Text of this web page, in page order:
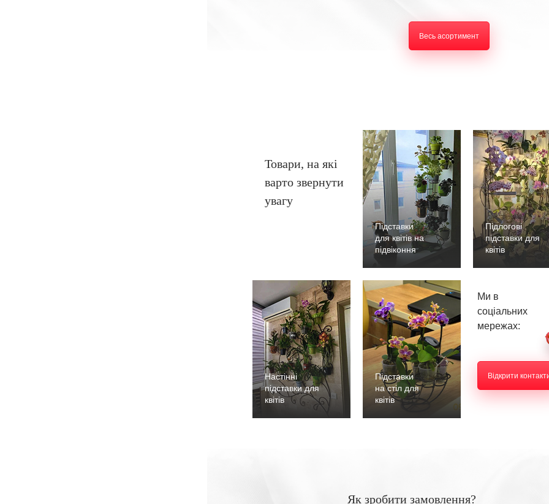
Весь асортимент
Товари, на які
варто звернути
увагу
Підставки
для квітів на
підвіконня
Підлогові
підставки для
квітів
Настінні
підставки для
квітів
Підставки
на стіл для
квітів
Ми в
соціальних
мережах:
Відкрити
Як зробити замовлення?